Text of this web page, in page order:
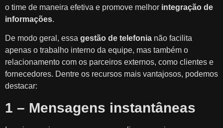
o time de maneira efetiva e promove melhor integração de
informações.
De modo geral, essa gestão de telefonia não facilita
apenas o trabalho interno da equipe, mas também o
relacionamento com os parceiros externos, como clientes e
fornecedores. Dentre os recursos mais vantajosos, podemos
destacar:
1 – Mensagens instantâneas